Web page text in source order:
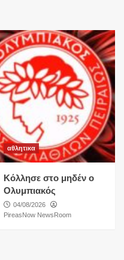
αθλητικα
Κόλλησε στο μηδέν ο
Ολυμπιακός
04/08/2026
PireasNow NewsRoom